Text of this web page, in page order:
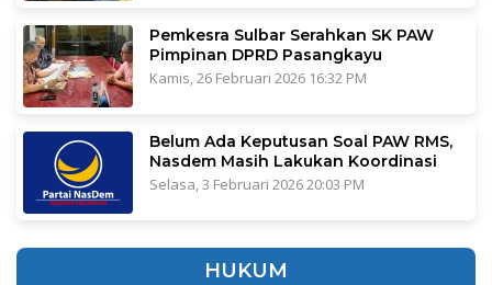
Pemkesra Sulbar Serahkan SK PAW
Pimpinan DPRD Pasangkayu
Kamis, 26 Februari 2026 16:32 PM
Belum Ada Keputusan Soal PAW RMS,
Nasdem Masih Lakukan Koordinasi
Selasa, 3 Februari 2026 20:03 PM
HUKUM